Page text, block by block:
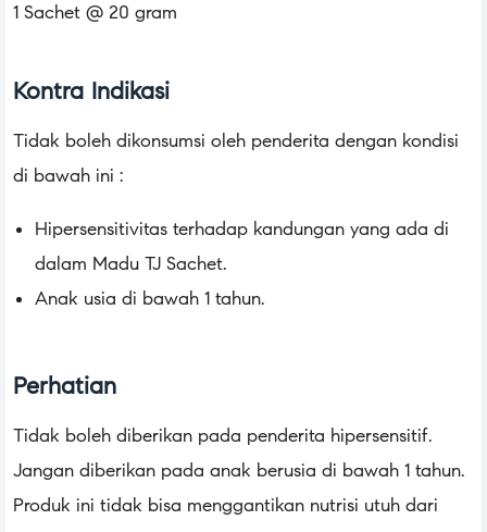
1 Sachet @ 20 gram
Kontra Indikasi
Tidak boleh dikonsumsi oleh penderita dengan kondisi
di bawah ini :
Hipersensitivitas terhadap kandungan yang ada di
dalam Madu TJ Sachet.
Anak usia di bawah 1 tahun.
Perhatian
Tidak boleh diberikan pada penderita hipersensitif.
Jangan diberikan pada anak berusia di bawah 1 tahun.
Produk ini tidak bisa menggantikan nutrisi utuh dari